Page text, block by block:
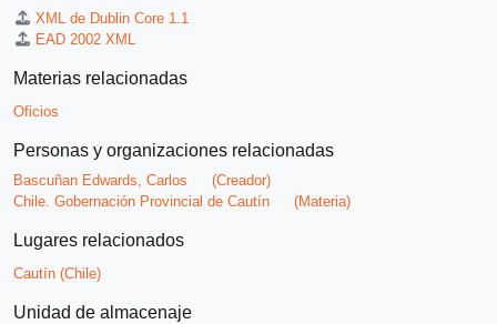
XML de Dublin Core 1.1
EAD 2002 XML
Materias relacionadas
Oficios
Personas y organizaciones relacionadas
Bascuñan Edwards, Carlos
(Creador)
Chile. Gobernación Provincial de Cautín
(Materia)
Lugares relacionados
Cautín (Chile)
Unidad de almacenaje